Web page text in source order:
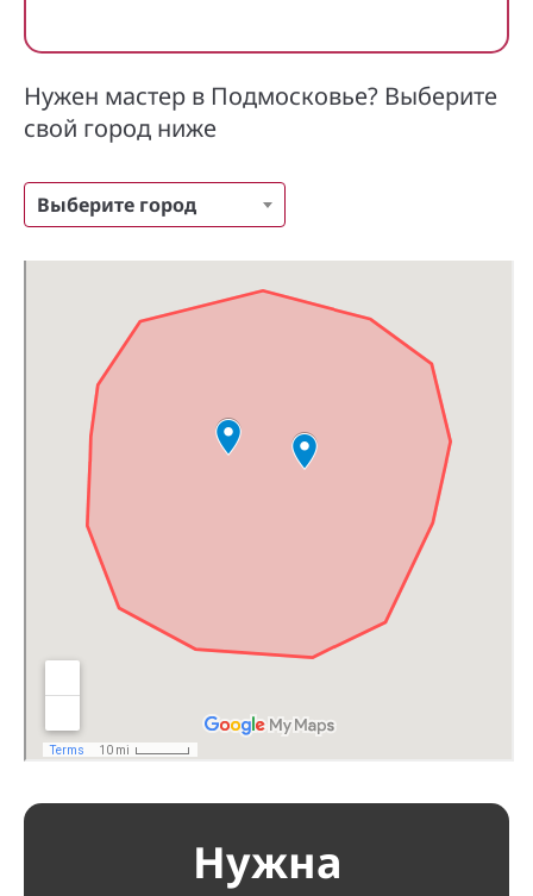
Нужен мастер в Подмосковье? Выберите
свой город ниже
Выберите город
Нужна